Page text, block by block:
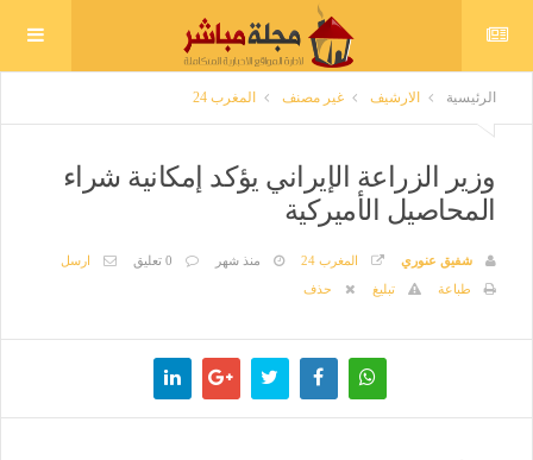
الرئيسية الارشيف غير مصنف المغرب 24
وزير الزراعة الإيراني يؤكد إمكانية شراء
المحاصيل الأميركية
شفيق عنوري المغرب 24 منذ شهر 0 تعليق
ارسل
طباعة
تبليغ حذف